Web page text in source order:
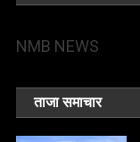
NMB NEWS
ताजा समाचार